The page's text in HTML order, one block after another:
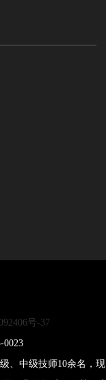
号-37
0023
中级技师10余名，